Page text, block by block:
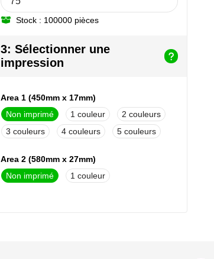
Stock : 100000 pièces
3: Sélectionner une
impression
Area 1 (450mm x 17mm)
Non imprimé
1
2
3
4 5
Area 2 (580mm x 27mm)
Non imprimé
1